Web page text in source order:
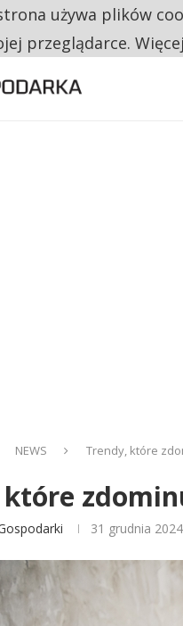
TRZECIĄ ZŁOTÓWKĘ Z
NEWS Trendy, które
31 grudnia 2024
używa plików
przeglądarce.